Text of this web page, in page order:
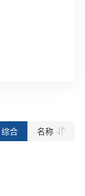
综合 名称